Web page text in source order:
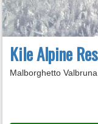
Kile Alpine
Malborghetto